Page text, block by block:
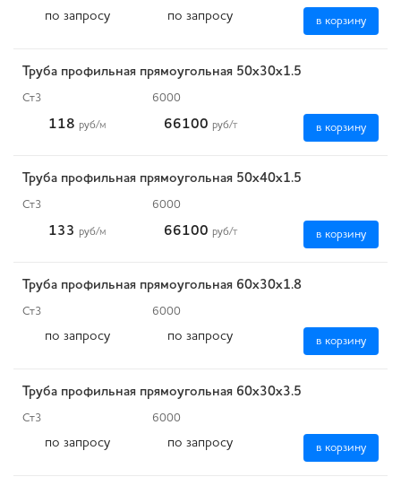
по запросу по запросу в корзину
Труба профильная прямоугольная 50х30х1.5
Ст3 6000
118 руб/м 66100 руб/т в корзину
Труба профильная прямоугольная 50х40х1.5
Ст3 6000
133 руб/м 66100 руб/т в корзину
Труба профильная прямоугольная 60х30х1.8
Ст3 6000
по запросу по запросу в корзину
Труба профильная прямоугольная 60х30х3.5
Ст3 6000
по запросу по запросу в корзину